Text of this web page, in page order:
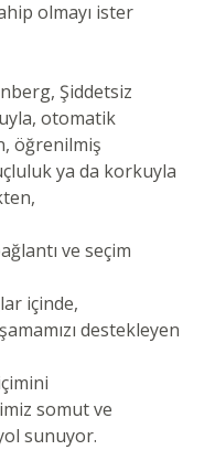
olmayı ister
Şiddetsiz
otomatik
öğrenilmiş
ya da korkuyla
ve seçim
içinde,
destekleyen
somut ve
sunuyor.